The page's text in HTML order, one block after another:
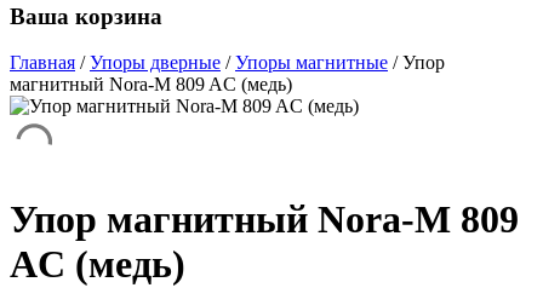
Ваша корзина
Главная / Упоры дверные / Упоры магнитные / Упор
магнитный Nora-M 809 AC (медь)
Упор магнитный Nora-M 809
AC (медь)